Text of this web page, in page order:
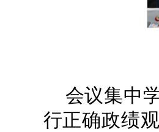
会议集中
行正确政绩